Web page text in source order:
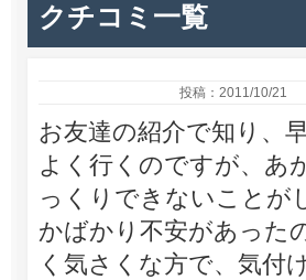
クチコミ一覧
投稿：2011/10/21
お友達の紹介で知り、
よく行くのですが、あ
っくりできないことが
かばかり不安があった
く気さくな方で、気付